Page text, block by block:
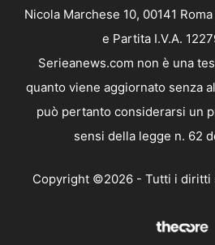
Nicola Marchese 10, 00141
e Partita I.V.A.
Serieanews.com non è una
quanto viene aggiornato senza
può pertanto considerarsi un
sensi della legge n. 62
Copyright ©2026 - Tutti i diritti